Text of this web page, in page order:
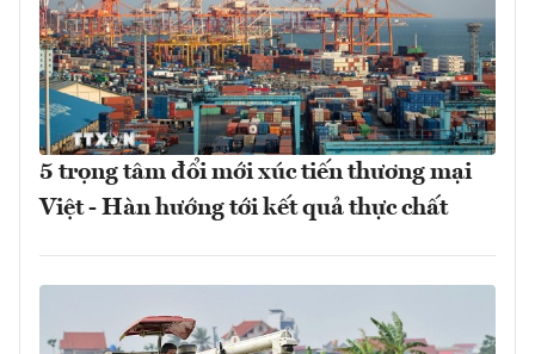
5 trọng tâm đổi mới xúc tiến thương mại
Việt - Hàn hướng tới kết quả thực chất